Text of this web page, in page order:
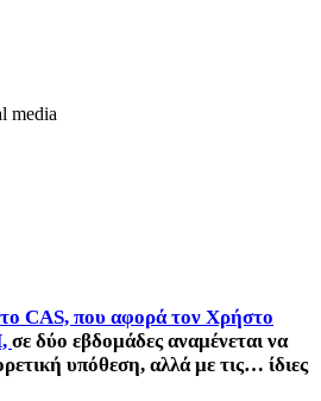
media
CAS, που αφορά τον Χρήστο
σε δύο εβδομάδες αναμένεται να
υπόθεση, αλλά με τις… ίδιες